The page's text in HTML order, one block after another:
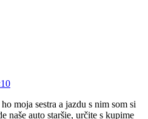
moja sestra a jazdu s nim som si
naše auto staršie, určite s kupime